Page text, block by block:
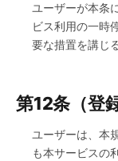
ユーザーが本条
ビス利用の一時
要な措置を講じ
第12条（登
ユーザーは、本
も本サービスの